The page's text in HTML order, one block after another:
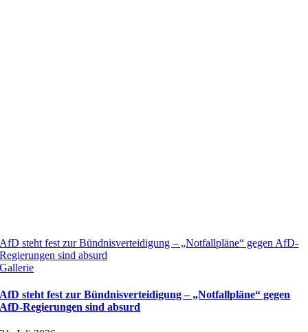
AfD steht fest zur Bündnisverteidigung – „Notfallpläne“ gegen AfD-
Regierungen sind absurd
Gallerie
AfD steht fest zur Bündnisverteidigung – „Notfallpläne“ gegen
AfD-Regierungen sind absurd